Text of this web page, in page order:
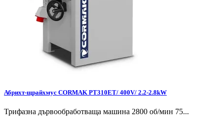
Абрихт-щрайхмус CORMAK PT310ET/ 400V/ 2.2-2.8kW
Трифазна дървообработваща машина 2800 об/мин 75...